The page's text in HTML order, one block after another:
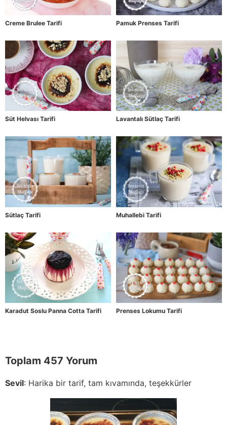
Creme Brulee Tarifi Pamuk Prenses Tarifi
Süt Helvası Tarifi Lavantalı Sütlaç Tarifi
Sütlaç Tarifi Muhallebi Tarifi
Karadut Soslu Panna Cotta Tarifi Prenses Lokumu Tarifi
Toplam 457 Yorum
Sevil: Harika bir tarif, tam kıvamında, teşekkürler